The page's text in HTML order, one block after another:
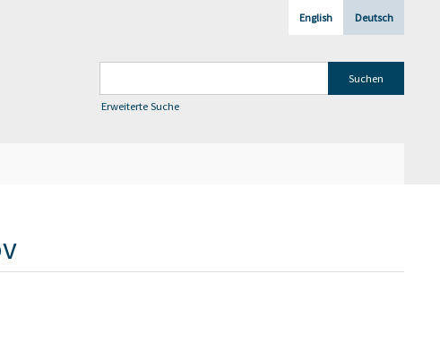
Deutsch
English
Erweiterte Suche